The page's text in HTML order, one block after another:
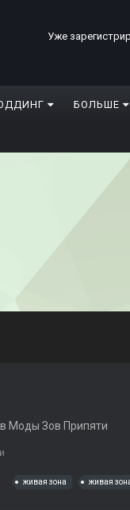
Уже
БОЛЬШЕ
Моды Зов Припяти
живая зона живая